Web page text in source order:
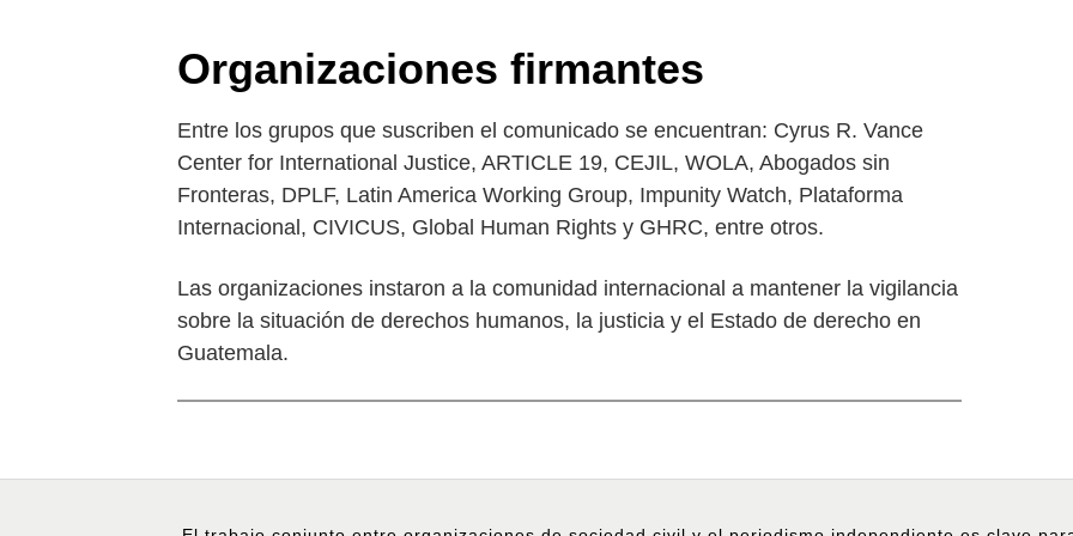
Organizaciones firmantes
Entre los grupos que suscriben el comunicado se encuentran: Cyrus R. Vance
Center for International Justice, ARTICLE 19, CEJIL, WOLA, Abogados sin
Fronteras, DPLF, Latin America Working Group, Impunity Watch, Plataforma
Internacional, CIVICUS, Global Human Rights y GHRC, entre otros.
Las organizaciones instaron a la comunidad internacional a mantener la vigilancia
sobre la situación de derechos humanos, la justicia y el Estado de derecho en
Guatemala.